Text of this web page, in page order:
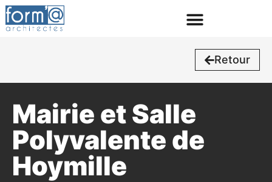
Mairie et Salle
Polyvalente de
Hoymille
Retour